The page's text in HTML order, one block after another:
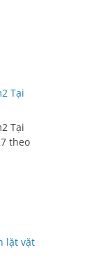
Tại
Tại
theo
lặt vặt